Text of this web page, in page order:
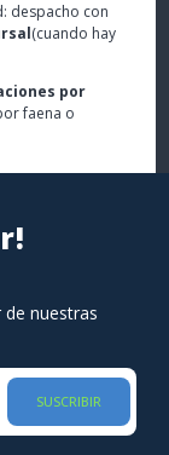
despacho con
(cuando hay
por
faena o
nuestras
SUSCRIBIR